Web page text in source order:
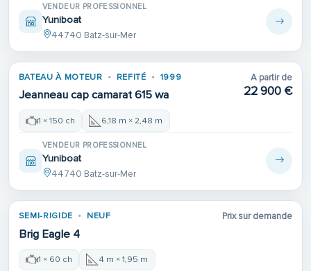
VENDEUR PROFESSIONNEL
Yuniboat
44740 Batz-sur-Mer
REFIT
BATEAU À MOTEUR REFITÉ 1999
Jeanneau cap camarat 615 wa
A partir de
22 900 €
1 × 150 ch 6,18 m × 2,48 m
VENDEUR PROFESSIONNEL
Yuniboat
44740 Batz-sur-Mer
SEMI-RIGIDE NEUF
Brig Eagle 4
Prix sur demande
1 × 60 ch 4 m × 1,95 m